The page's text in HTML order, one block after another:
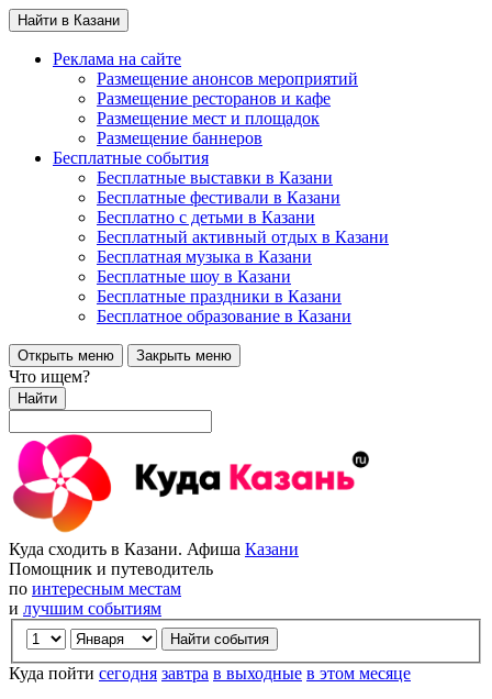
Найти в Казани
Реклама на сайте
Размещение анонсов мероприятий
Размещение ресторанов и кафе
Размещение мест и площадок
Размещение баннеров
Бесплатные события
Бесплатные выставки в Казани
Бесплатные фестивали в Казани
Бесплатно с детьми в Казани
Бесплатный активный отдых в Казани
Бесплатная музыка в Казани
Бесплатные шоу в Казани
Бесплатные праздники в Казани
Бесплатное образование в Казани
Открыть меню Закрыть меню
Что ищем?
Найти
Куда сходить в Казани. Афиша Казани
Помощник и путеводитель
по интересным местам
и лучшим событиям
Куда пойти сегодня завтра в выходные в этом месяце